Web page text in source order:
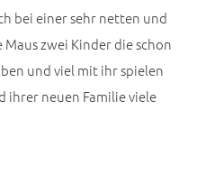
bei einer sehr netten und
zwei Kinder die schon
und viel mit ihr spielen
ihrer neuen Familie viele